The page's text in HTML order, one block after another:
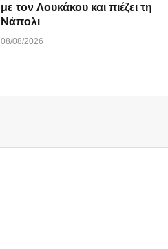
με τον Λουκάκου και πιέζει τη
Νάπολι
08/08/2026